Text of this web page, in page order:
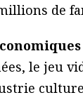
de
le jeu